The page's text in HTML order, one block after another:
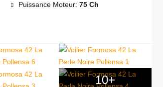
Puissance Moteur: 75 Ch
10+